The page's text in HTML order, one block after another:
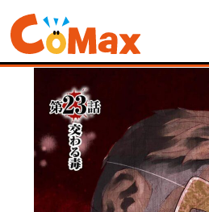
電子書籍マンガ CoMax(コマックス)
ORIGINAL> 性癖クラブ23［話売］